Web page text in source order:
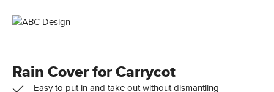
Rain Cover for Carrycot
Easy to put in and take out without dismantling